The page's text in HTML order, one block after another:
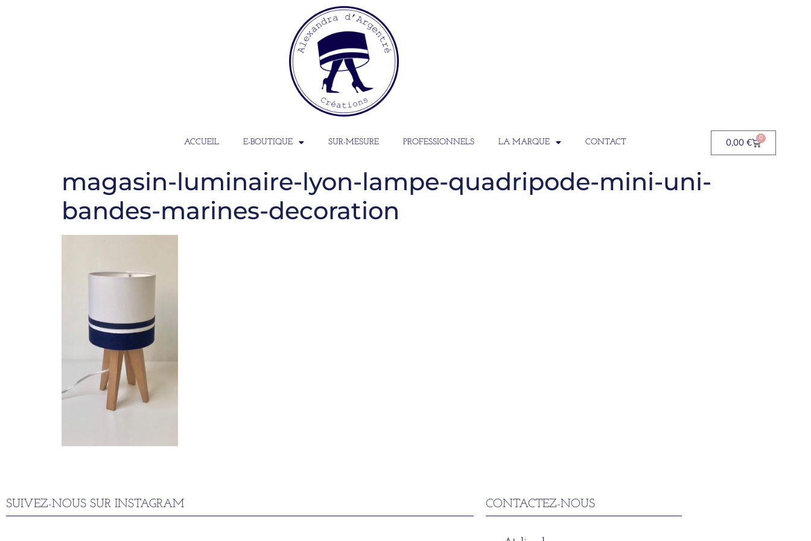
ACCUEIL E-BOUTIQUE SUR-MESURE PROFESSIONNELS LA MARQUE CONTACT 0,00 € 0
magasin-luminaire-lyon-lampe-quadripode-mini-uni-
bandes-marines-decoration
SUIVEZ-NOUS SUR INSTAGRAM CONTACTEZ-NOUS